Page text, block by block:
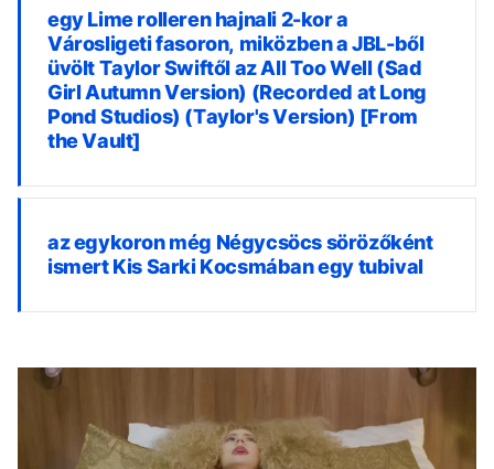
egy Lime rolleren hajnali 2-kor a
Városligeti fasoron, miközben a JBL-ből
üvölt Taylor Swiftől az All Too Well (Sad
Girl Autumn Version) (Recorded at Long
Pond Studios) (Taylor's Version) [From
the Vault]
az egykoron még Négycsöcs sörözőként
ismert Kis Sarki Kocsmában egy tubival